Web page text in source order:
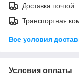
Доставка почтой
Транспортная
Все условия
Условия оплаты